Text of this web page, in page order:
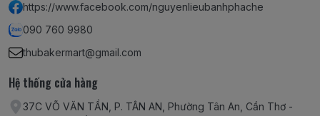
https://www.facebook.com/nguyenlieubanhphache
090 760 9980
thubakermart@gmail.com
Hệ thống cửa hàng
37C VÕ VĂN TẦN, P. TÂN AN, Phường Tân An, Cần Thơ -